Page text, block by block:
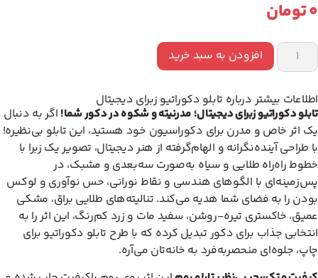
0تومان
افزودن به سبد خرید
اطلاعات بیشتر درباره تابلو دکوراتیو زبرای دیجیتال
تابلو دکوراتیو زبرای دیجیتال؛ مدرنیته و شکوه در دکور شما! اگر به دنبال
یک اثر خاص و مدرن برای دکوراسیون خود هستید، این تابلو بی‌نظیره!
با طراحی آینده‌نگرانه و الهام‌گرفته از هنر دیجیتال، تصویر یک زبرا با
خطوط راه‌راه طلایی و سیاه به‌صورت سه‌بعدی و مشبک، در
پس‌زمینه‌ای با الگوهای هندسی و نقاط نورانی، حس نوآوری و لوکس
بودن را به فضای شما هدیه می‌کند. تنالیته‌های طلایی براق، مشکی
عمیق، خاکستری تیره-روشن، سفید مات و زرد کم‌رنگ، این اثر را به
انتخابی جذاب برای دکور تبدیل کرده که با طرح تابلو دکوراتیو برای
چاپ، جلوه‌ای منحصربه‌فرد به خانه‌تان می‌آره.